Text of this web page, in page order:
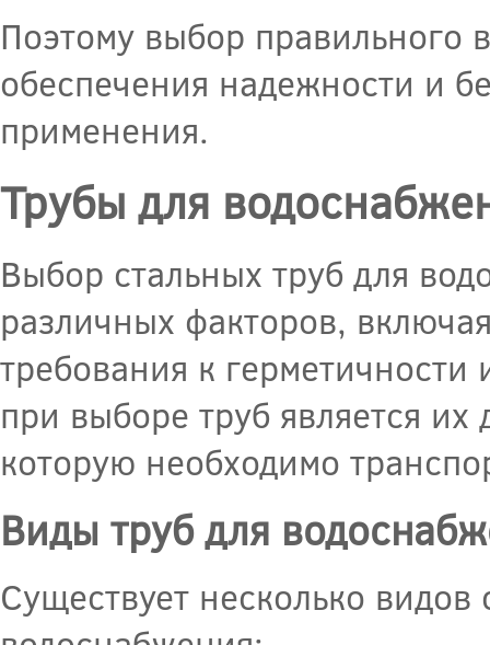
Поэтому выбор правильного
обеспечения надежности и
применения.
Трубы для
Выбор стальных труб для
различных факторов,
требования к
при выборе труб является
которую необходимо
Виды труб для
Существует несколько